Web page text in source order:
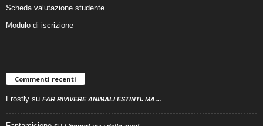
Scheda valutazione studente
Modulo di iscrizione
Commenti recenti
Frostly su FAR RIVIVERE ANIMALI ESTINTI. MA…